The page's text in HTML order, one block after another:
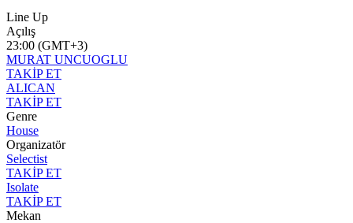
Line Up
Açılış
23:00 (GMT+3)
MURAT UNCUOGLU
TAKİP ET
ALICAN
TAKİP ET
Genre
House
Organizatör
Selectist
TAKİP ET
Isolate
TAKİP ET
Mekan